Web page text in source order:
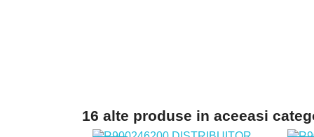
16 alte produse in aceeasi